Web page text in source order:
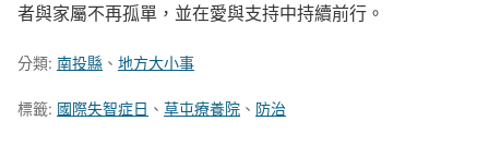
者與家屬不再孤單，並在愛與支持中持續前行。
分類: 南投縣 、 地方大小事
標籤: 國際失智症日 、 草屯療養院 、 防治